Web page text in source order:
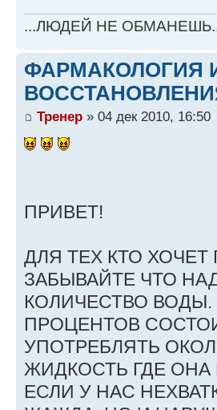
...ЛЮДЕЙ НЕ
ФАРМАКОЛОГИЯ
Тренер » 04 дек 2010, 16:50
ПРИВЕТ!
ДЛЯ ТЕХ КТО
ЗАБЫВАЙТЕ ЧТО
КОЛИЧЕСТВО
ПРОЦЕНТОВ
УПОТРЕБЛЯТЬ
ЖИДКОСТЬ ГДЕ ОНА
ЕСЛИ У НАС